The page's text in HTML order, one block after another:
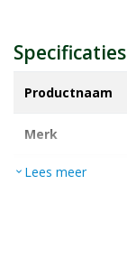
Specificaties
Productnaam
Merk
EAN
expand_more Lees meer